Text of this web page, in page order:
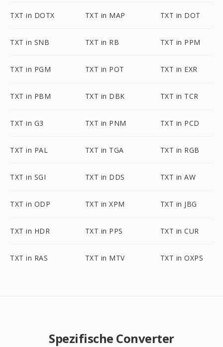
TXT in DOTX TXT in MAP TXT in DOT
TXT in SNB TXT in RB TXT in PPM
TXT in PGM TXT in POT TXT in EXR
TXT in PBM TXT in DBK TXT in TCR
TXT in G3 TXT in PNM TXT in PCD
TXT in PAL TXT in TGA TXT in RGB
TXT in SGI TXT in DDS TXT in AW
TXT in ODP TXT in XPM TXT in JBG
TXT in HDR TXT in PPS TXT in CUR
TXT in RAS TXT in MTV TXT in OXPS
Spezifische Converter